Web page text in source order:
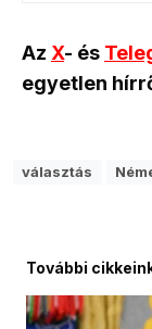
Az X- és
egyetlen
választás
További